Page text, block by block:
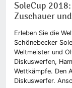
SoleCup
Zuschauer
Erleben Sie die
Schönebecker
Weltmeister und
Diskuswerfen,
Wettkämpfe. Den
Diskuswerfer.